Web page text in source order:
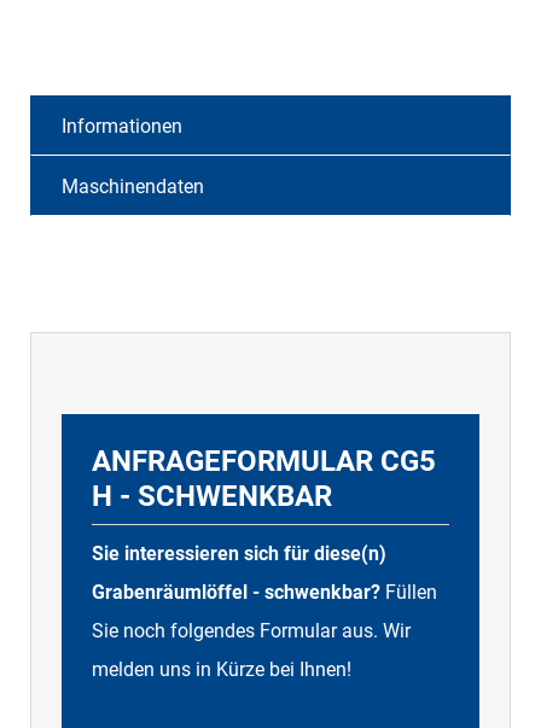
Informationen
Maschinendaten
ANFRAGEFORMULAR CG5
H - SCHWENKBAR
Sie interessieren sich für diese(n)
Grabenräumlöffel - schwenkbar? Füllen
Sie noch folgendes Formular aus. Wir
melden uns in Kürze bei Ihnen!